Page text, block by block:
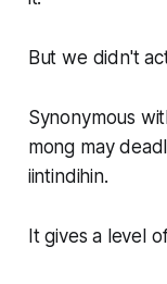
But we didn't
Synonymous
mong may
iintindihin.
It gives a level